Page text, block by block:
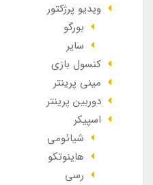
ویدیو پرژکتور
بورگو
سایر
کنسول بازی
مینی پرینتر
دوربین پرینتر
اسپیکر
شیائومی
هاینوتکو
رسی